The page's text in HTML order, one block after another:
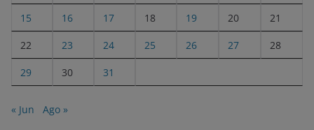
15 16 17 18 19 20 21
22 23 24 25 26 27 28
29 30 31
« Jun Ago »